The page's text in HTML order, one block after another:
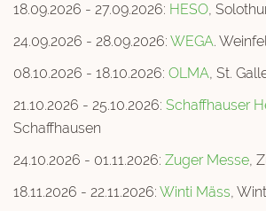
18.09.2026 - 27.09.2026: HESO,
24.09.2026 - 28.09.2026: WEGA.
08.10.2026 - 18.10.2026: OLMA, St.
21.10.2026 - 25.10.2026: Schaffhauser
Schaffhausen
24.10.2026 - 01.11.2026: Zuger Messe,
18.11.2026 - 22.11.2026: Winti Mäss,